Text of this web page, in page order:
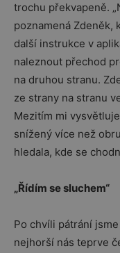
trochu překvapeně.
poznamená Zdeněk,
další instrukce v
naleznout přechod
na druhou stranu.
ze strany na stranu
Mezitím mi
snížený více než
hledala, kde se
„Řídím se sluchem“
Po chvíli pátrání
nejhorší nás teprve